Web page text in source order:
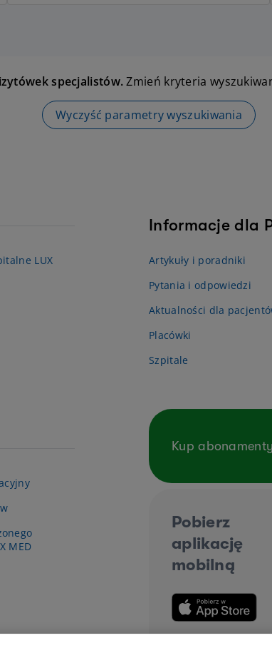
specjalistów. Zmień kryteria
Wyczyść parametry wyszukiwania
LUX
Informacje dla
Artykuły i poradniki
Pytania i odpowiedzi
Aktualności dla
Placówki
Szpitale
MED
Kup
Pobierz
aplikację
mobilną